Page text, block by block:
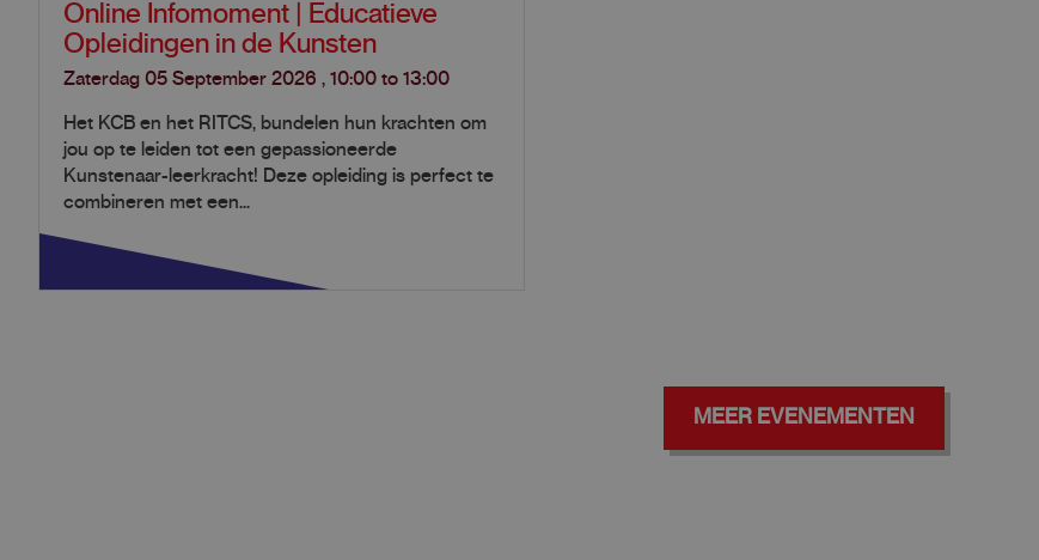
Online Infomoment | Educatieve
Opleidingen in de Kunsten
Zaterdag 05 September 2026 , 10:00 to 13:00
Het KCB en het RITCS, bundelen hun krachten om
jou op te leiden tot een gepassioneerde
Kunstenaar-leerkracht! Deze opleiding is perfect te
combineren met een...
MEER EVENEMENTEN